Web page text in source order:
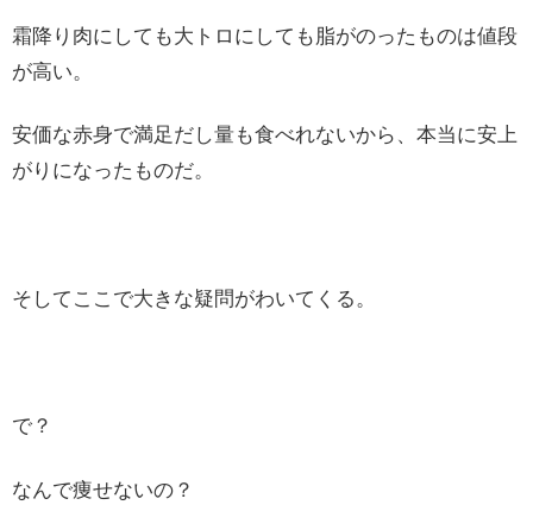
霜降り肉にしても大トロにしても脂がのったものは値段
が高い。
安価な赤身で満足だし量も食べれないから、本当に安上
がりになったものだ。
そしてここで大きな疑問がわいてくる。
で？
なんで痩せないの？